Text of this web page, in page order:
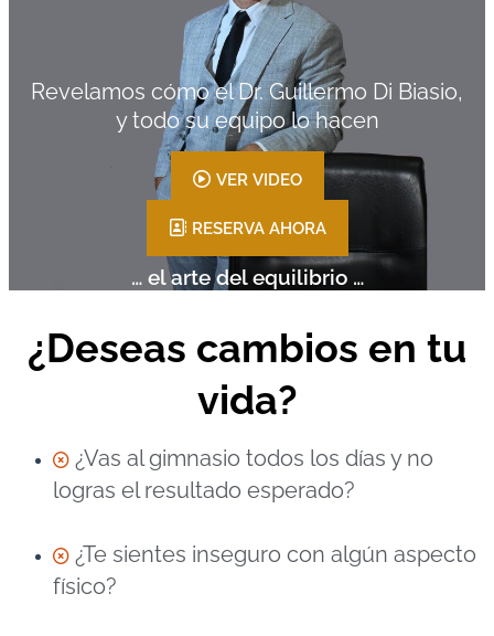
Revelamos cómo el Dr. Guillermo Di Biasio,
y todo su equipo lo hacen
VER VIDEO
RESERVA AHORA
… el arte del equilibrio …
¿Deseas cambios en tu
vida?
¿Vas al gimnasio todos los días y no
logras el resultado esperado?
¿Te sientes inseguro con algún aspecto
físico?